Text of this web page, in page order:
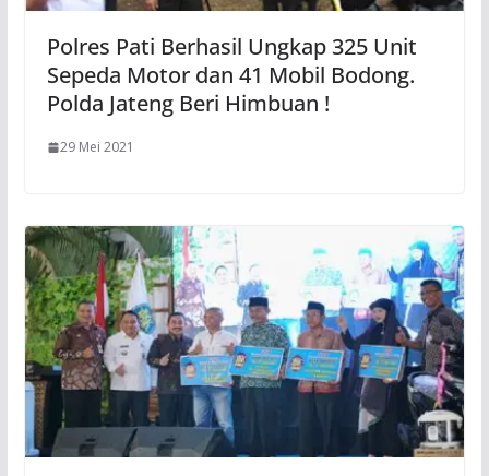
Polres Pati Berhasil Ungkap 325 Unit
Sepeda Motor dan 41 Mobil Bodong.
Polda Jateng Beri Himbuan !
29 Mei 2021